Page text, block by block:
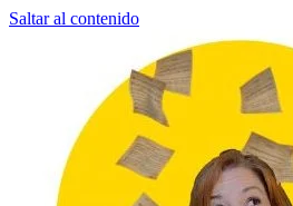
Saltar al contenido